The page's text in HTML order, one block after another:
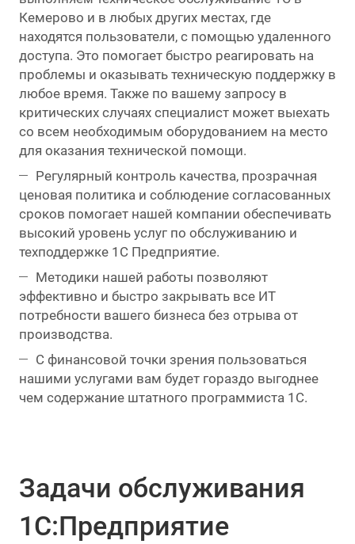
Кемерово и в любых других местах, где
находятся пользователи, с помощью удаленного
доступа. Это помогает быстро реагировать на
проблемы и оказывать техническую поддержку в
любое время. Также по вашему запросу в
критических случаях специалист может выехать
со всем необходимым оборудованием на место
для оказания технической помощи.
Регулярный контроль качества, прозрачная
ценовая политика и соблюдение согласованных
сроков помогает нашей компании обеспечивать
высокий уровень услуг по обслуживанию и
техподдержке 1С Предприятие.
Методики нашей работы позволяют
эффективно и быстро закрывать все ИТ
потребности вашего бизнеса без отрыва от
производства.
С финансовой точки зрения пользоваться
нашими услугами вам будет гораздо выгоднее
чем содержание штатного программиста 1С.
Задачи обслуживания
1С:Предприятие